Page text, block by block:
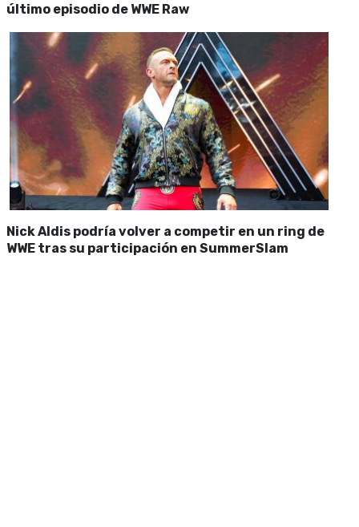
último episodio de WWE Raw
Nick Aldis podría volver a competir en un ring de
WWE tras su participación en SummerSlam